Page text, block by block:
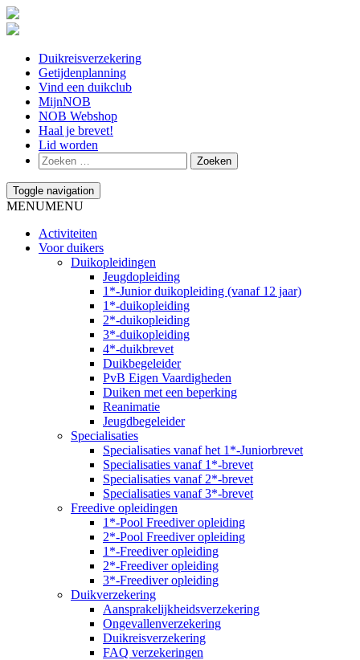
Duikreisverzekering
Getijdenplanning
Vind een duikclub
MijnNOB
NOB Webshop
Haal je brevet!
Lid worden
Toggle navigation
MENUMENU
Activiteiten
Voor duikers
Duikopleidingen
Jeugdopleiding
1*-Junior duikopleiding (vanaf 12 jaar)
1*-duikopleiding
2*-duikopleiding
3*-duikopleiding
4*-duikbrevet
Duikbegeleider
PvB Eigen Vaardigheden
Duiken met een beperking
Reanimatie
Jeugdbegeleider
Specialisaties
Specialisaties vanaf het 1*-Juniorbrevet
Specialisaties vanaf 1*-brevet
Specialisaties vanaf 2*-brevet
Specialisaties vanaf 3*-brevet
Freedive opleidingen
1*-Pool Freediver opleiding
2*-Pool Freediver opleiding
1*-Freediver opleiding
2*-Freediver opleiding
3*-Freediver opleiding
Duikverzekering
Aansprakelijkheidsverzekering
Ongevallenverzekering
Duikreisverzekering
FAQ verzekeringen